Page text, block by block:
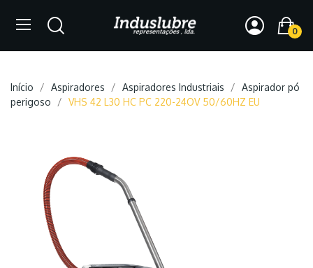
0
Início Aspiradores Aspiradores Industriais
Aspirador pó
perigoso
VHS 42 L30 HC PC 220-24OV 50/60HZ EU